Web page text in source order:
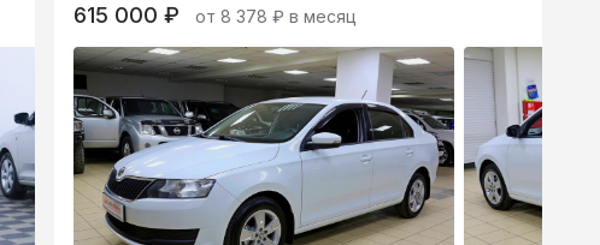
615 000 ₽ от 8 378 ₽ в месяц